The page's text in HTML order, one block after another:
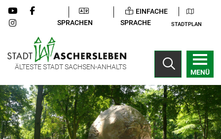
SPRACHEN
EINFACHE
SPRACHE
STADTPLAN
ÄLTESTE STADT SACHSEN-ANHALTS
MENÜ